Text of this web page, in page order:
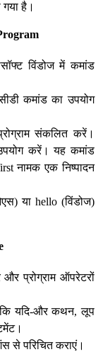
है।
विंडोज में कमांड
कमांड का उपयोग
संकलित करें।
करें। यह कमांड
नामक एक निष्पादन
या hello (विंडोज)
प्रोग्राम ऑपरेटरों
कि यदि-और कथन, लूप
से परिचित कराएं।